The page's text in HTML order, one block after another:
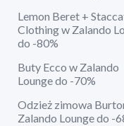
Lemon Beret +
Clothing w Zalando
do -80%
Buty Ecco w Zalando
Lounge do -70%
Odzież zimowa
Zalando Lounge do -